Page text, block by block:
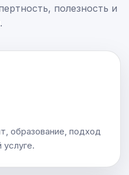
полезность и
образование, подход
услуге.